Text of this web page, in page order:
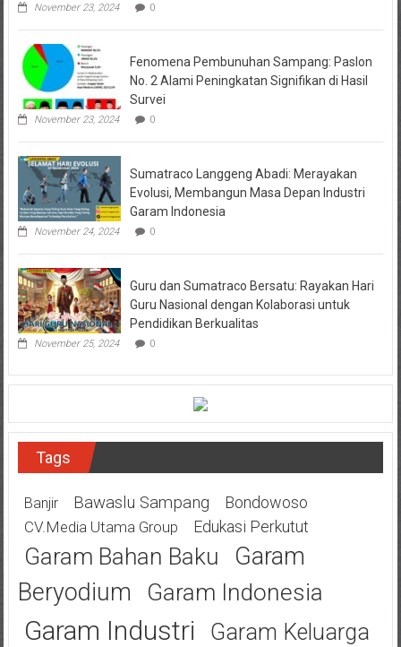
November 23, 2024 0
Fenomena Pembunuhan Sampang: Paslon
No. 2 Alami Peningkatan Signifikan di Hasil
Survei
November 23, 2024 0
Sumatraco Langgeng Abadi: Merayakan
Evolusi, Membangun Masa Depan Industri
Garam Indonesia
November 24, 2024 0
Guru dan Sumatraco Bersatu: Rayakan Hari
Guru Nasional dengan Kolaborasi untuk
Pendidikan Berkualitas
November 25, 2024 0
Tags
Banjir Bawaslu Sampang Bondowoso
CV.Media Utama Group Edukasi Perkutut
Garam Bahan Baku
Garam
Beryodium
Garam Indonesia
Garam Industri
Garam Keluarga